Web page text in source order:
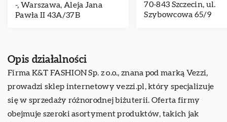
-, Warszawa, Aleja Jana
Pawła II 43A/37B
70-843 Szczecin, ul.
Szybowcowa 65/9
Opis działalności
Firma K&T FASHION Sp. z o.o., znana pod marką Vezzi,
prowadzi sklep internetowyvezzi.pl , który specjalizuje
się w sprzedaży różnorodnej biżuterii. Oferta firmy
obejmuje szeroki asortyment produktów, takich jak